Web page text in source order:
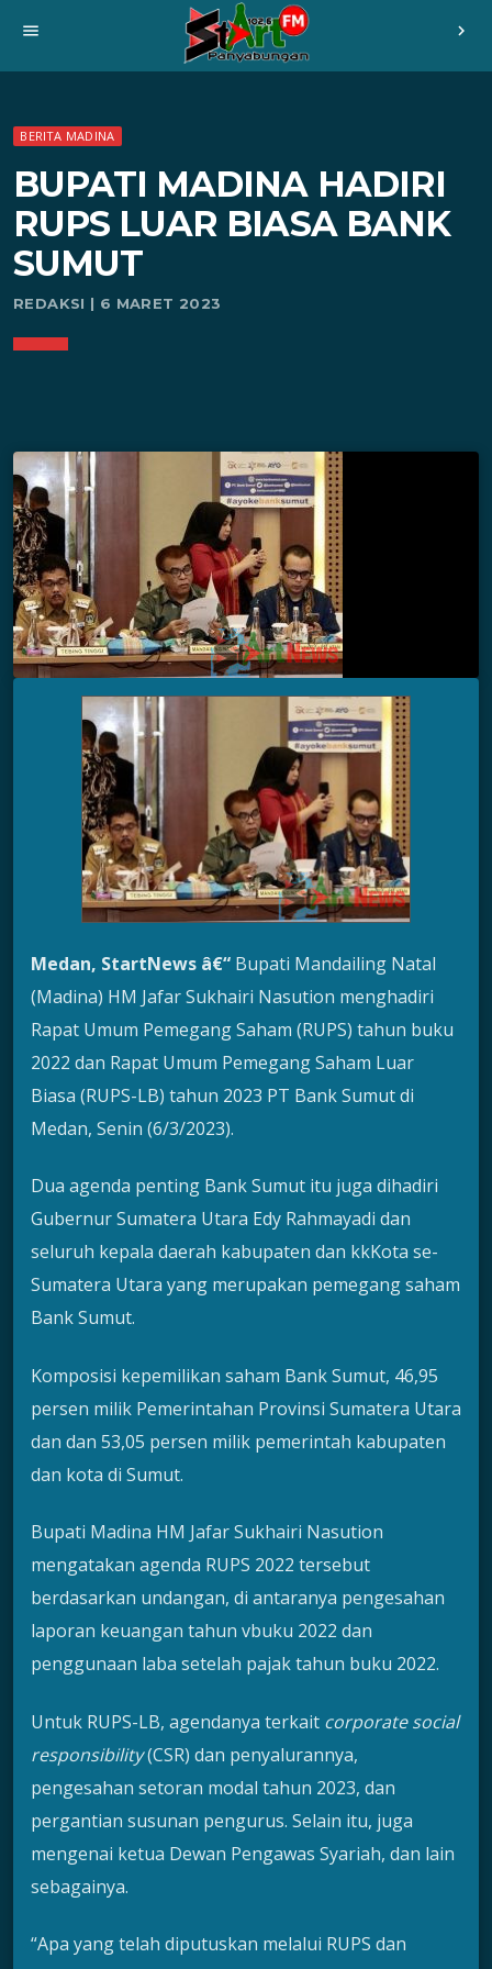
menu chevron_right
BERITA MADINA
BUPATI MADINA HADIRI
RUPS LUAR BIASA BANK
SUMUT
REDAKSI | 6 MARET 2023
Medan, StartNews â€“ Bupati Mandailing Natal
(Madina) HM Jafar Sukhairi Nasution menghadiri
Rapat Umum Pemegang Saham (RUPS) tahun buku
2022 dan Rapat Umum Pemegang Saham Luar
Biasa (RUPS-LB) tahun 2023 PT Bank Sumut di
Medan, Senin (6/3/2023).
Dua agenda penting Bank Sumut itu juga dihadiri
Gubernur Sumatera Utara Edy Rahmayadi dan
seluruh kepala daerah kabupaten dan kkKota se-
Sumatera Utara yang merupakan pemegang saham
Bank Sumut.
Komposisi kepemilikan saham Bank Sumut, 46,95
persen milik Pemerintahan Provinsi Sumatera Utara
dan dan 53,05 persen milik pemerintah kabupaten
dan kota di Sumut.
Bupati Madina HM Jafar Sukhairi Nasution
mengatakan agenda RUPS 2022 tersebut
berdasarkan undangan, di antaranya pengesahan
laporan keuangan tahun vbuku 2022 dan
penggunaan laba setelah pajak tahun buku 2022.
Untuk RUPS-LB, agendanya terkait corporate social
responsibility(CSR) dan penyalurannya,
pengesahan setoran modal tahun 2023, dan
pergantian susunan pengurus. Selain itu, juga
mengenai ketua Dewan Pengawas Syariah, dan lain
sebagainya.
“Apa yang telah diputuskan melalui RUPS dan